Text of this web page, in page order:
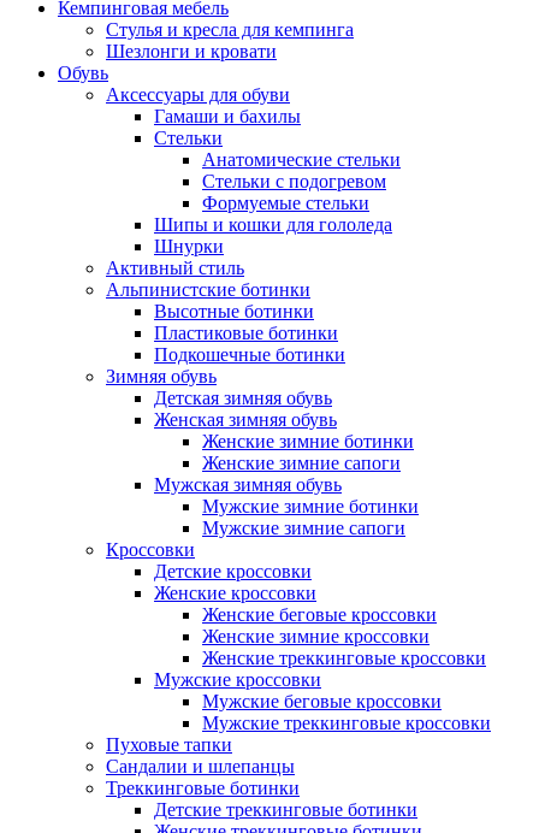
Кемпинговая мебель
Стулья и кресла для кемпинга
Шезлонги и кровати
Обувь
Аксессуары для обуви
Гамаши и бахилы
Стельки
Анатомические стельки
Стельки с подогревом
Формуемые стельки
Шипы и кошки для гололеда
Шнурки
Активный стиль
Альпинистские ботинки
Высотные ботинки
Пластиковые ботинки
Подкошечные ботинки
Зимняя обувь
Детская зимняя обувь
Женская зимняя обувь
Женские зимние ботинки
Женские зимние сапоги
Мужская зимняя обувь
Мужские зимние ботинки
Мужские зимние сапоги
Кроссовки
Детские кроссовки
Женские кроссовки
Женские беговые кроссовки
Женские зимние кроссовки
Женские треккинговые кроссовки
Мужские кроссовки
Мужские беговые кроссовки
Мужские треккинговые кроссовки
Пуховые тапки
Сандалии и шлепанцы
Треккинговые ботинки
Детские треккинговые ботинки